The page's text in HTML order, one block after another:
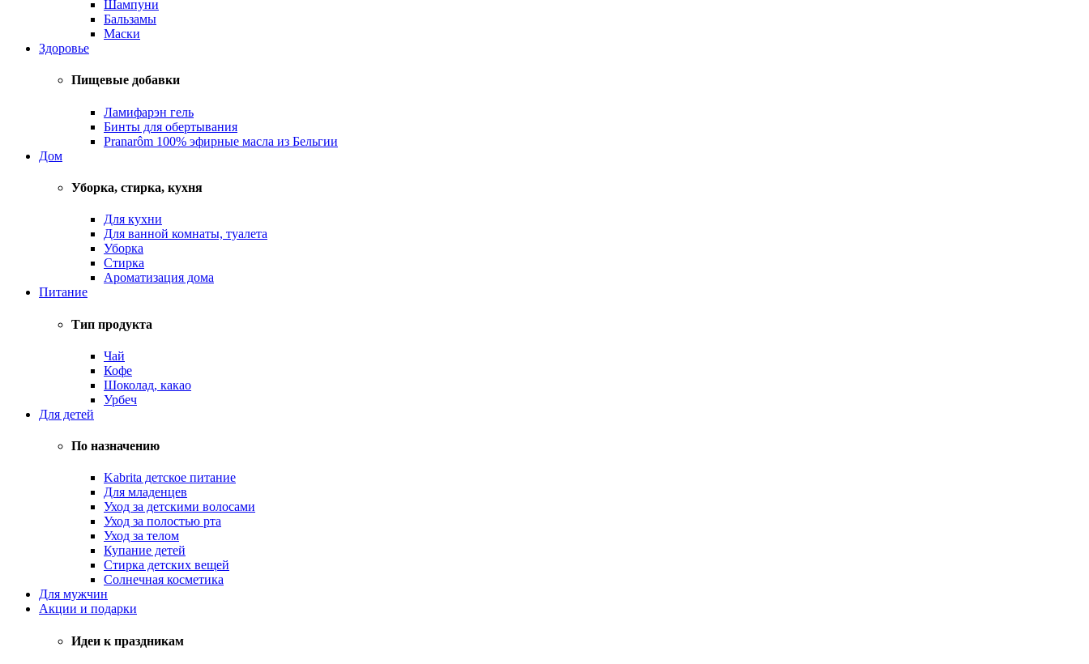
Шампуни
Бальзамы
Маски
Здоровье
Пищевые добавки
Ламифарэн гель
Бинты для обертывания
Pranarôm 100% эфирные масла из Бельгии
Дом
Уборка, стирка, кухня
Для кухни
Для ванной комнаты, туалета
Уборка
Стирка
Ароматизация дома
Питание
Тип продукта
Чай
Кофе
Шоколад, какао
Урбеч
Для детей
По назначению
Kabrita детское питание
Для младенцев
Уход за детскими волосами
Уход за полостью рта
Уход за телом
Купание детей
Стирка детских вещей
Солнечная косметика
Для мужчин
Акции и подарки
Идеи к праздникам